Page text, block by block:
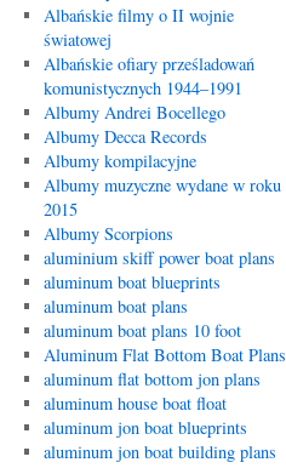
Albańskie filmy o II wojnie
światowej
Albańskie ofiary prześladowań
komunistycznych 1944–1991
Albumy Andrei Bocellego
Albumy Decca Records
Albumy kompilacyjne
Albumy muzyczne wydane w roku
2015
Albumy Scorpions
aluminium skiff power boat plans
aluminum boat blueprints
aluminum boat plans
aluminum boat plans 10 foot
Aluminum Flat Bottom Boat Plans
aluminum flat bottom jon plans
aluminum house boat float
aluminum jon boat blueprints
aluminum jon boat building plans